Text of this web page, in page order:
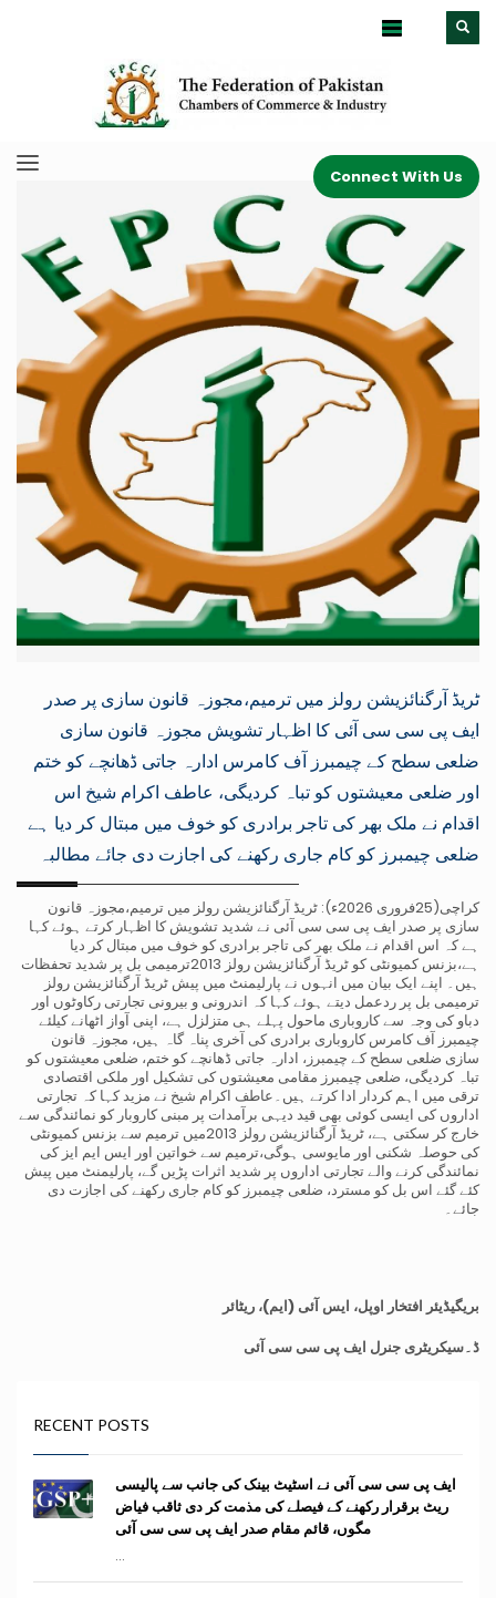
Connect With Us
ٹریڈ آرگنائزیشن رولز میں ترمیم،مجوزہ قانون سازی پر صدر
ایف پی سی سی آئی کا اظہار تشویش مجوزہ قانون سازی
ضلعی سطح کے چیمبرز آف کامرس ادارہ جاتی ڈھانچے کو ختم
اور ضلعی معیشتوں کو تباہ کردیگی، عاطف اکرام شیخ اس
اقدام نے ملک بھر کی تاجر برادری کو خوف میں مبتال کر دیا ہے
ضلعی چیمبرز کو کام جاری رکھنے کی اجازت دی جائے مطالبہ
کراچی(25فروری 2026ء): ٹریڈ آرگنائزیشن رولز میں ترمیم،مجوزہ قانون
سازی پر صدر ایف پی سی سی آئی نے شدید تشویش کا اظہار کرتے ہوئے کہا
ہے کہ اس اقدام نے ملک بھر کی تاجر برادری کو خوف میں مبتال کر دیا
ہے،بزنس کمیونٹی کو ٹریڈ آرگنائزیشن رولز 2013ترمیمی بل پر شدید تحفظات
ہیں۔ اپنے ایک بیان میں انہوں نے پارلیمنٹ میں پیش ٹریڈ آرگنائزیشن رولز
ترمیمی بل پر ردعمل دیتے ہوئے کہا کہ اندرونی و بیرونی تجارتی رکاوٹوں اور
دباو کی وجہ سے کاروباری ماحول پہلے ہی متزلزل ہے، اپنی آواز اٹھانے کیلئے
چیمبرز آف کامرس کاروباری برادری کی آخری پناہ گاہ ہیں، مجوزہ قانون
سازی ضلعی سطح کے چیمبرز، ادارہ جاتی ڈھانچے کو ختم، ضلعی معیشتوں کو
تباہ کردیگی، ضلعی چیمبرز مقامی معیشتوں کی تشکیل اور ملکی اقتصادی
ترقی میں اہم کردار ادا کرتے ہیں۔عاطف اکرام شیخ نے مزید کہا کہ تجارتی
اداروں کی ایسی کوئی بھی قید دیہی برآمدات پر مبنی کاروبار کو نمائندگی سے
خارج کر سکتی ہے، ٹریڈ آرگنائزیشن رولز 2013میں ترمیم سے بزنس کمیونٹی
کی حوصلہ شکنی اور مایوسی ہوگی،ترمیم سے خواتین اور ایس ایم ایز کی
نمائندگی کرنے والے تجارتی اداروں پر شدید اثرات پڑیں گے، پارلیمنٹ میں پیش
کئے گئے اس بل کو مسترد، ضلعی چیمبرز کو کام جاری رکھنے کی اجازت دی
جائے۔
بریگیڈیئر افتخار اوپل، ایس آئی (ایم)، ریٹائر
ڈ۔سیکریٹری جنرل ایف پی سی سی آئی
RECENT POSTS
ایف پی سی سی آئی نے اسٹیٹ بینک کی جانب سے پالیسی
ریٹ برقرار رکھنے کے فیصلے کی مذمت کر دی ثاقب فیاض
مگوں، قائم مقام صدر ایف پی سی سی آئی
...